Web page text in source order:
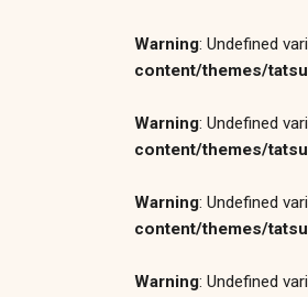
Warning: Undefined
content/themes/
Warning: Undefined
content/themes/
Warning: Undefined
content/themes/
Warning: Undefined